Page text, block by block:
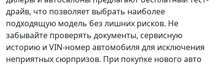
драйв, что позволяет выбрать наиболее
подходящую модель без лишних рисков. Не
забывайте проверять документы, сервисную
историю и VIN-номер автомобиля для исключения
неприятных сюрпризов. При покупке нового авто